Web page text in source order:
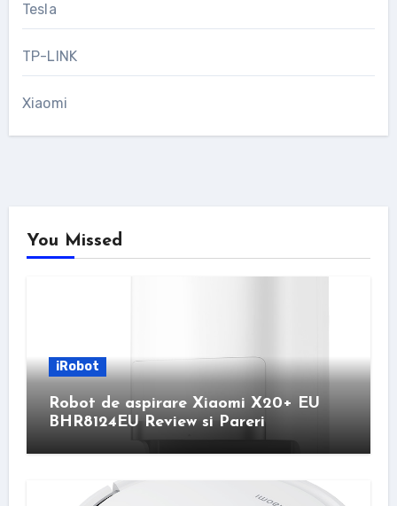
Tesla
TP-LINK
Xiaomi
You Missed
iRobot
Robot de aspirare Xiaomi X20+ EU
BHR8124EU Review si Pareri